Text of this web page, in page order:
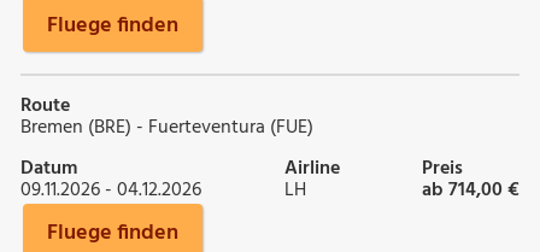
Fluege finden
Route
Bremen (BRE) - Fuerteventura (FUE)
Datum
09.11.2026 - 04.12.2026
Airline
LH
Preis
ab 714,00 €
Fluege finden